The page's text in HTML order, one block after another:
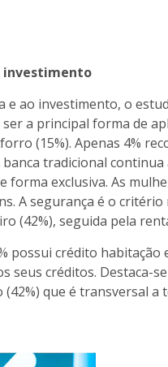
investimento
e ao investimento, o
a principal forma de
(15%). Apenas 4%
tradicional continua
forma exclusiva. As
A segurança é o
(42%), seguida pela
possui crédito habitação
seus créditos. Destaca-
que é transversal a